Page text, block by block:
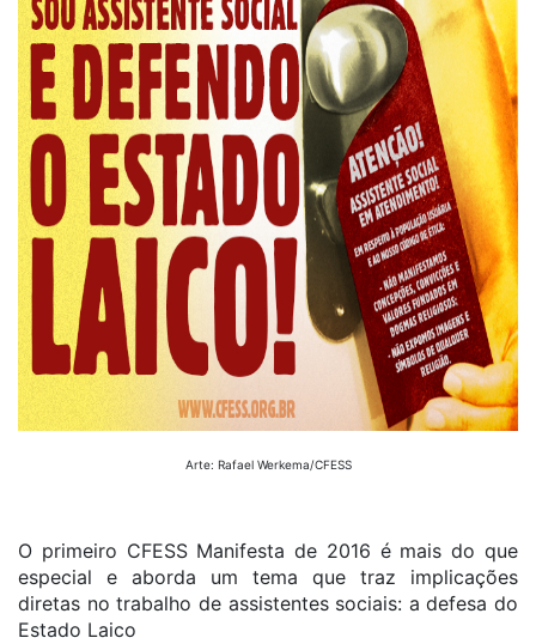
Arte: Rafael Werkema/CFESS
O primeiro CFESS Manifesta de 2016 é mais do que
especial e aborda um tema que traz implicações
diretas no trabalho de assistentes sociais: a defesa do
Estado Laico